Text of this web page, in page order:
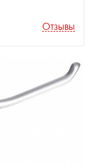
Отзывы